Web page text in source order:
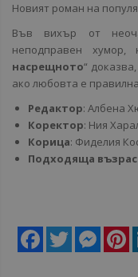
Новият роман на
Във вихър от
неподправен
насрещното“
ако любовта е
Редактор: Албена
Коректор: Ния
Корица: Фиделия
Подходяща
Facebook
Twitter